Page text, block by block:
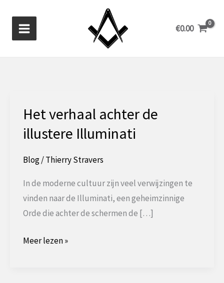
€0.00
Het verhaal achter de
illustere Illuminati
Blog/Thierry Stravers
In de moderne cultuur zijn veel verwijzingen te
vinden naar de Illuminati, een geheimzinnige
Orde die achter de schermen de […]
Het
Meer lezen »